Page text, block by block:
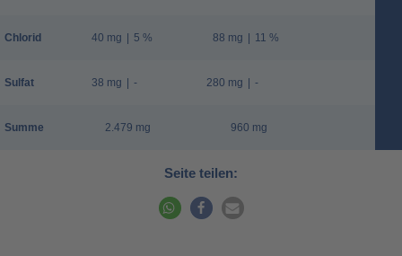
Chlorid
Sulfat
Summe
40 mg | 5 %
38 mg | -
2.479 mg
88 mg | 11 %
280 mg | -
960 mg
Seite teilen: